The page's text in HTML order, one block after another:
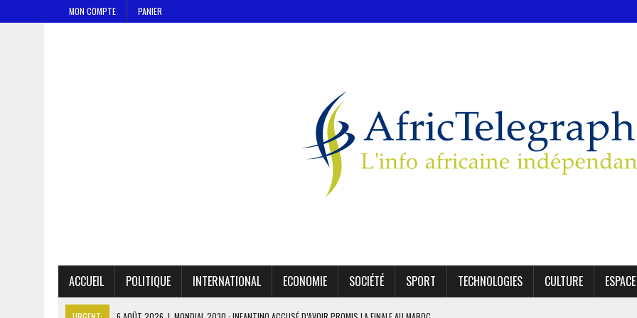
MON COMPTE PANIER
ACCUEIL POLITIQUE INTERNATIONAL ECONOMIE SOCIÉTÉ SPORT TECHNOLOGIES CULTURE